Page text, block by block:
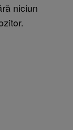
niciun